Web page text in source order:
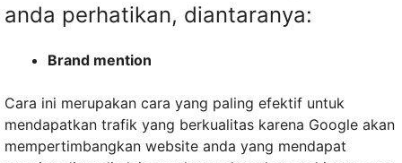
anda perhatikan, diantaranya:
Brand mention
Cara ini merupakan cara yang paling efektif untuk
mendapatkan trafik yang berkualitas karena Google akan
mempertimbangkan website anda yang mendapat